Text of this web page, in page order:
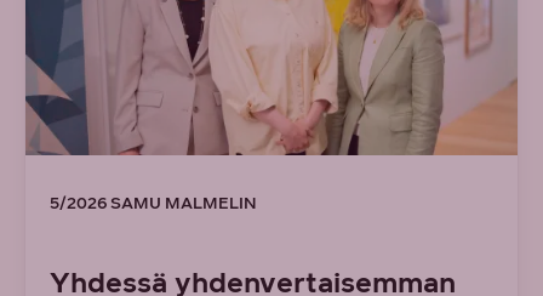
5/2026 SAMU MALMELIN
Yhdessä yhdenvertaisemman